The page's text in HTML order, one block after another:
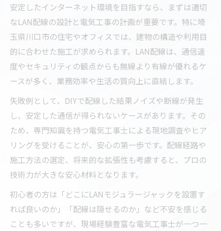
正しい電気工事で速度低下を未然に防止
有線LAN配線で快適なネットワーク構築
LANモジュラージャック設置の注意点まとめ
電気工事で安全にモジュラージャック設置
LANモジュラージャック配線時の重要ポイン
誤配線を防ぐ電気工事士のプロ技術とは
ジャック設置で失敗しないための工事手順
電気工事で守るべき施工品質の基準
DIYでのLAN工事とプロ依頼の違いを解説
DIY電気工事と業者依頼の利点と難点比較
LAN配線DIYのリスクと安全対策のポイント
プロによる電気工事が選ばれる理由を解説
DIYと専門工事の仕上がりの違いを知る
安定したインターネット環境を目指すなら、まずは適切
なLAN配線の設計と電気工事の計画が重要です。特に埼
玉県川口市の住宅やオフィスでは、建物の構造や利用目
的に合わせた施工が求められます。LAN配線は、通信速
度やセキュリティの観点からも無線より有線が優れるケ
ースが多く、業務効率や生活の質向上に直結します。
失敗例として、DIYで配線した結果ノイズや断線が発生
し、安定した通信が得られないケースがあります。その
ため、専門知識を持つ電気工事士による現地調査やヒア
リングを受けることが、安心の第一歩です。配線経路や
施工方法の選定、将来的な拡張性も考慮すると、プロの
技術力が大きな安心材料となります。
初心者の方は「どこにLANモジュラージャックを設置す
れば良いのか」「配線は隠せるのか」など不安を感じる
ことも多いですが、現場経験豊富な電気工事士が一つ一